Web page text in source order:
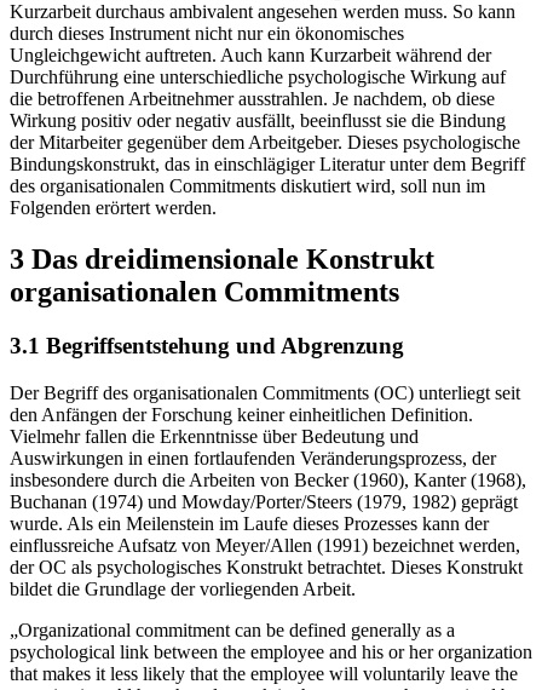
Mitnahmeeffekte und Missbrauchsfälle zeigen nunmehr, dass
Kurzarbeit durchaus ambivalent angesehen werden muss. So kann
durch dieses Instrument nicht nur ein ökonomisches
Ungleichgewicht auftreten. Auch kann Kurzarbeit während der
Durchführung eine unterschiedliche psychologische Wirkung auf
die betroffenen Arbeitnehmer ausstrahlen. Je nachdem, ob diese
Wirkung positiv oder negativ ausfällt, beeinflusst sie die Bindung
der Mitarbeiter gegenüber dem Arbeitgeber. Dieses psychologische
Bindungskonstrukt, das in einschlägiger Literatur unter dem Begriff
des organisationalen Commitments diskutiert wird, soll nun im
3 Das dreidimensionale Konstrukt
organisationalen Commitments
Der Begriff des organisationalen Commitments (OC) unterliegt seit
den Anfängen der Forschung keiner einheitlichen Definition.
Vielmehr fallen die Erkenntnisse über Bedeutung und
Auswirkungen in einen fortlaufenden Veränderungsprozess, der
insbesondere durch die Arbeiten von Becker (1960), Kanter (1968),
Buchanan (1974) und Mowday/Porter/Steers (1979, 1982) geprägt
wurde. Als ein Meilenstein im Laufe dieses Prozesses kann der
einflussreiche Aufsatz von Meyer/Allen (1991) bezeichnet werden,
der OC als psychologisches Konstrukt betrachtet. Dieses Konstrukt
„Organizational commitment can be defined generally as a
psychological link between the employee and his or her organization